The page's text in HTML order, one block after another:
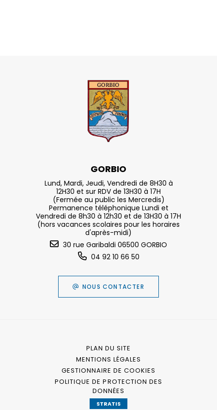
GORBIO
Lund, Mardi, Jeudi, Vendredi de 8H30 à
12H30 et sur RDV de 13H30 à 17H
(Fermée au public les Mercredis)
Permanence téléphonique Lundi et
Vendredi de 8h30 à 12h30 et de 13H30 à 17H
(hors vacances scolaires pour les horaires
d'après-midi)
30 rue Garibaldi 06500 GORBIO
04 92 10 66 50
NOUS CONTACTER
PLAN DU SITE
MENTIONS LÉGALES
GESTIONNAIRE DE COOKIES
POLITIQUE DE PROTECTION DES
DONNÉES
STRATIS